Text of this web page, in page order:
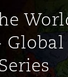
Global